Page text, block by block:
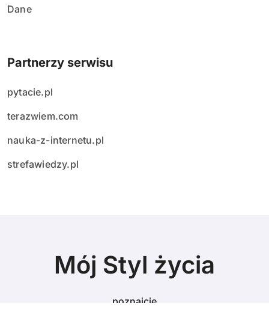
Dane
Partnerzy serwisu
pytacie.pl
terazwiem.com
nauka-z-internetu.pl
strefawiedzy.pl
Mój Styl życia
poznajcie